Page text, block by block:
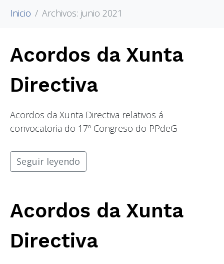
Inicio Archivos: junio 2021
Acordos da Xunta
Directiva
Acordos da Xunta Directiva relativos á
convocatoria do 17º Congreso do PPdeG
Seguir leyendo
Acordos da Xunta
Directiva